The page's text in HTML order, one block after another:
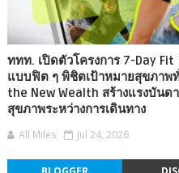
ททท. เปิดตัวโครงการ 7-Day
แบบฟิต ๆ พิชิตเป้าหมายสุขภาพ
the New Wealth สร้างแรงบันด
สุขภาพระหว่างการเดินทาง
All Miles Jul 24, 2026